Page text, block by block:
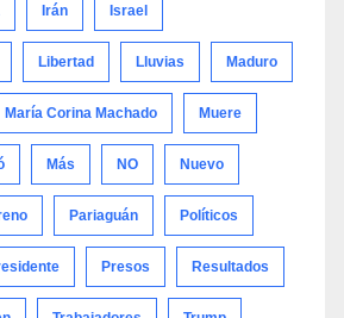
Irán Israel
Libertad Lluvias Maduro
María Corina Machado Muere
Más NO Nuevo
Pariaguán Políticos
Presos Resultados